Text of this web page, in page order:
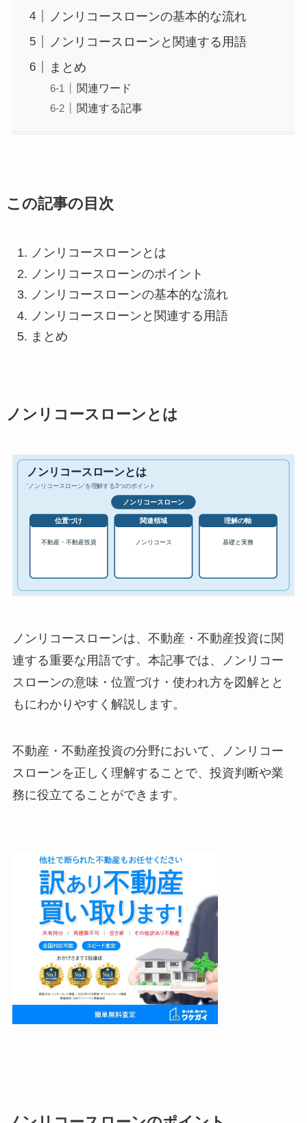
ノンリコースローンの基本的な流れ
ノンリコースローンと関連する用語
まとめ
関連ワード
関連する記事
この記事の目次
ノンリコースローンとは
ノンリコースローンのポイント
ノンリコースローンの基本的な流れ
ノンリコースローンと関連する用語
まとめ
ノンリコースローンとは
ノンリコースローンは、不動産・不動産投資に関
連する重要な用語です。本記事では、ノンリコー
スローンの意味・位置づけ・使われ方を図解とと
もにわかりやすく解説します。
不動産・不動産投資の分野において、ノンリコー
スローンを正しく理解することで、投資判断や業
務に役立てることができます。